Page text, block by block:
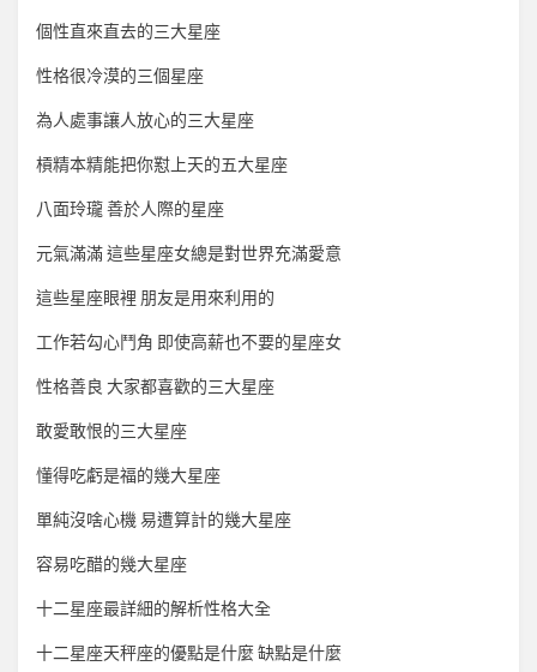
個性直來直去的三大星座
性格很冷漠的三個星座
為人處事讓人放心的三大星座
槓精本精能把你懟上天的五大星座
八面玲瓏 善於人際的星座
元氣滿滿 這些星座女總是對世界充滿愛意
這些星座眼裡 朋友是用來利用的
工作若勾心鬥角 即使高薪也不要的星座女
性格善良 大家都喜歡的三大星座
敢愛敢恨的三大星座
懂得吃虧是福的幾大星座
單純沒啥心機 易遭算計的幾大星座
容易吃醋的幾大星座
十二星座最詳細的解析性格大全
十二星座天秤座的優點是什麼 缺點是什麼